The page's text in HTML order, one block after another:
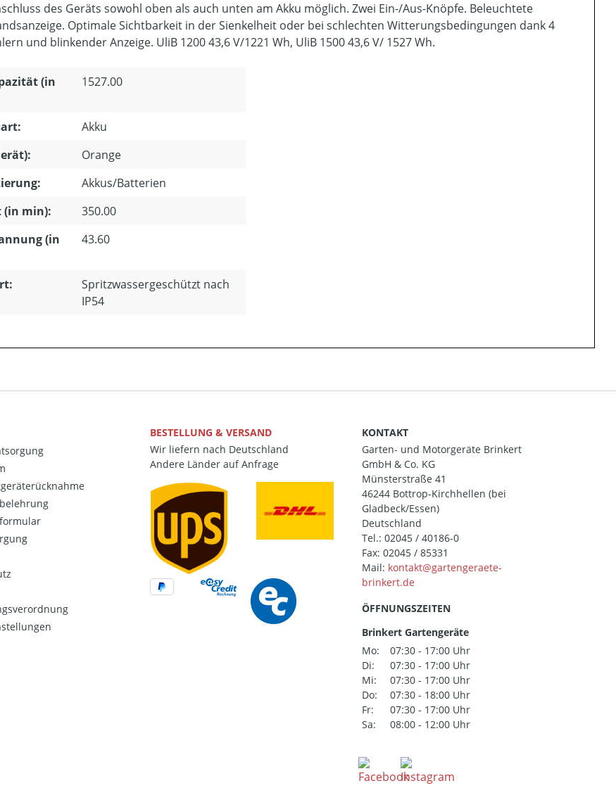
des Geräts sowohl oben als auch unten am Akku möglich. Zwei Ein-/Aus-Knöpfe. Beleuchtete
Optimale Sichtbarkeit in der Sienkelheit oder bei schlechten Witterungsbedingungen dank 4
und blinkender Anzeige. UliB 1200 43,6 V/1221 Wh, UliB 1500 43,6 V/ 1527 Wh.
(in
1527.00
Akku
Orange
Akkus/Batterien
(in min):
350.00
(in
43.60
Spritzwassergeschützt nach
IP54
BESTELLUNG & VERSAND
Wir liefern nach Deutschland
Andere Länder auf Anfrage
KONTAKT
Garten- und Motorgeräte Brinkert
GmbH & Co. KG
Münsterstraße 41
46244 Bottrop-Kirchhellen (bei
Gladbeck/Essen)
Deutschland
Tel.: 02045 / 40186-0
Fax: 02045 / 85331
Mail:
ÖFFNUNGSZEITEN
Brinkert Gartengeräte
Mo:
07:30 - 17:00 Uhr
Di:
07:30 - 17:00 Uhr
Mi:
07:30 - 17:00 Uhr
Do:
07:30 - 18:00 Uhr
Fr:
07:30 - 17:00 Uhr
Sa:
08:00 - 12:00 Uhr